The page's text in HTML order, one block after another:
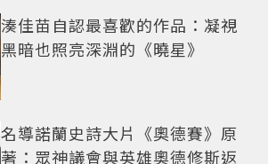
湊佳苗自認最喜歡的作品：凝視
黑暗也照亮深淵的《曉星》
名導諾蘭史詩大片《奧德賽》原
著：眾神議會與英雄奧德修斯返